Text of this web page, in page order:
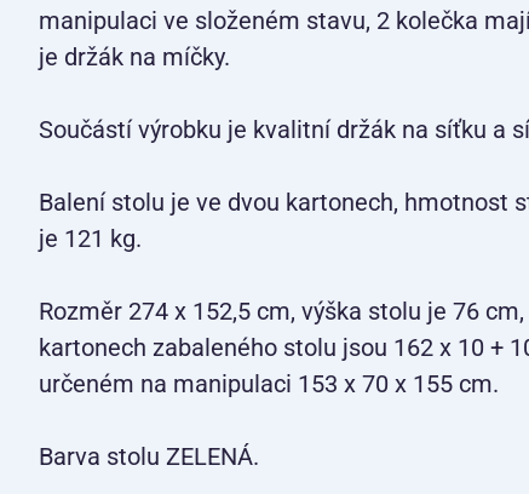
manipulaci ve složeném stavu, 2 kolečka
je držák na míčky.
Součástí výrobku je kvalitní držák na síťku a
Balení stolu je ve dvou kartonech, hmotnost
je 121 kg.
Rozměr 274 x 152,5 cm, výška stolu je 76
kartonech zabaleného stolu jsou 162 x 10 +
určeném na manipulaci 153 x 70 x 155 cm.
Barva stolu ZELENÁ.